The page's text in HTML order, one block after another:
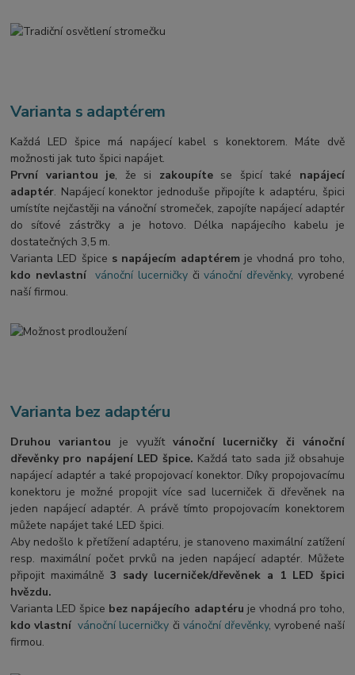
Varianta s adaptérem
Každá LED špice má napájecí kabel s konektorem. Máte dvě
možnosti jak tuto špici napájet.
První variantou je, že si zakoupítese špicí také napájecí
adaptér. Napájecí konektor jednoduše připojíte k adaptéru, špici
umístíte nejčastěji na vánoční stromeček, zapojíte napájecí adaptér
do síťové zástrčky a je hotovo. Délka napájecího kabelu je
dostatečných 3,5 m.
Varianta LED špice s napájecím adaptéremje vhodná pro toho,
kdo nevlastní
vánoční lucerničkyčivánoční dřevěnky, vyrobené
naší firmou.
Varianta bez adaptéru
Druhou variantou je využítvánoční lucerničky či vánoční
dřevěnky pro napájení LED špice. Každá tato sada již obsahuje
napájecí adaptér a také propojovací konektor. Díky propojovacímu
konektoru je možné propojit více sad lucerniček či dřevěnek na
jeden napájecí adaptér. A právě tímto propojovacím konektorem
můžete napájet také LED špici.
Aby nedošlo k přetížení adaptéru, je stanoveno maximální zatížení
resp. maximální počet prvků na jeden napájecí adaptér. Můžete
připojit maximálně3 sady lucerniček/dřevěnek a 1 LED špici
hvězdu.
Varianta LED špice bez napájecího adaptéru je vhodná pro toho,
kdo vlastní vánoční lucerničky či vánoční dřevěnky, vyrobené naší
firmou.